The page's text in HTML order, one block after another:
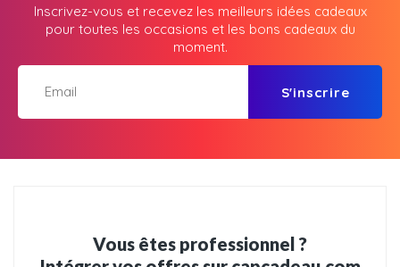
Inscrivez-vous et recevez les meilleurs idées cadeaux
pour toutes les occasions et les bons cadeaux du
moment.
S'inscrire
Vous êtes professionnel ?